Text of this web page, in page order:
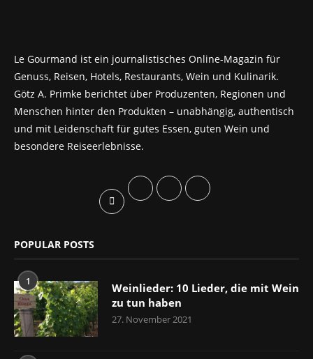
Le Gourmand ist ein journalistisches Online-Magazin für
Genuss, Reisen, Hotels, Restaurants, Wein und Kulinarik.
Götz A. Primke berichtet über Produzenten, Regionen und
Menschen hinter den Produkten – unabhängig, authentisch
und mit Leidenschaft für gutes Essen, guten Wein und
besondere Reiseerlebnisse.
POPULAR POSTS
1
Weinlieder: 10 Lieder, die mit Wein
zu tun haben
27. November 2021